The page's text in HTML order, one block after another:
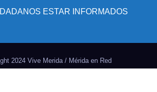
ESTAR INFORMADOS
2024 Vive Merida / Mérida en Red